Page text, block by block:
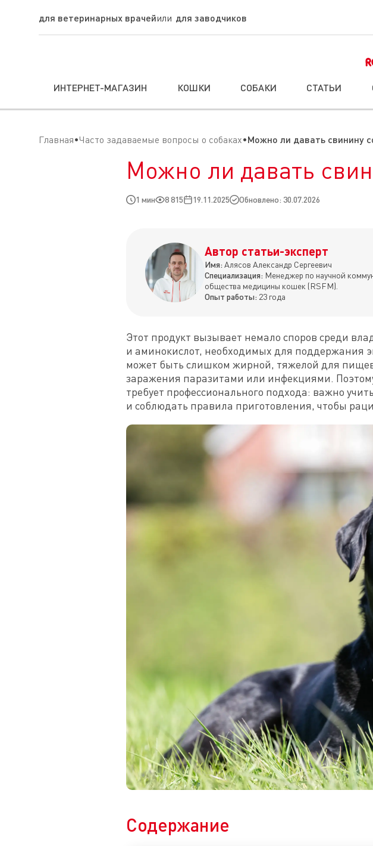
для ветеринарных врачей для заводчиков
ИНТЕРНЕТ-МАГАЗИН КОШКИ СОБАКИ СТАТЬИ
Главная Часто задаваемые вопросы о собаках Можно ли давать свинину
Можно ли давать
1 мин 8 815 19.11.2025 Обновлено: 30.07.2026
Автор статьи-эксперт
Имя: Алясов Александр Сергеевич
Специализация: Менеджер по научной
общества медицины кошек (RSFM).
Опыт работы: 23 года
Этот продукт вызывает немало споров среди
и аминокислот, необходимых для поддержания
может быть слишком жирной, тяжелой для
заражения паразитами или инфекциями.
требует профессионального подхода: важно
и соблюдать правила приготовления, чтобы
Содержание